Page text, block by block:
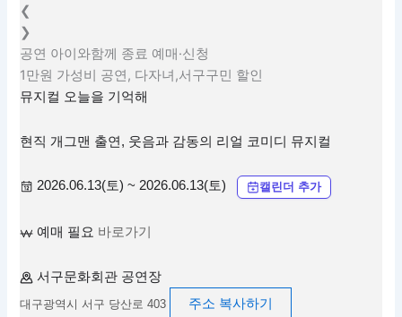
❮
❯
공연 아이와함께 종료 예매·신청
1만원 가성비 공연, 다자녀,서구구민 할인
뮤지컬 오늘을 기억해
현직 개그맨 출연, 웃음과 감동의 리얼 코미디 뮤지컬
2026.06.13(토) ~ 2026.06.13(토) 캘린더 추가
예매 필요 바로가기
서구문화회관 공연장
대구광역시 서구 당산로 403 주소 복사하기